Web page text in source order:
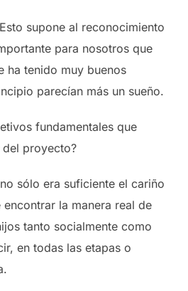
supone al reconocimiento
para nosotros que
ha tenido muy buenos
parecían más un sueño.
fundamentales que
proyecto?
sólo era suficiente el cariño
la manera real de
tanto socialmente como
en todas las etapas o